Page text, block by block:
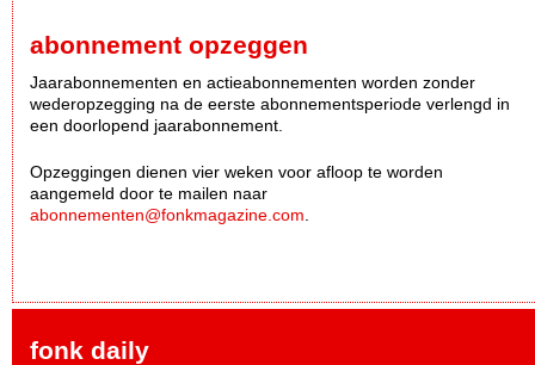
abonnement opzeggen
Jaarabonnementen en actieabonnementen worden zonder
wederopzegging na de eerste abonnementsperiode verlengd in
een doorlopend jaarabonnement.
Opzeggingen dienen vier weken voor afloop te worden
aangemeld door te mailen naar
abonnementen@fonkmagazine.com
fonk daily